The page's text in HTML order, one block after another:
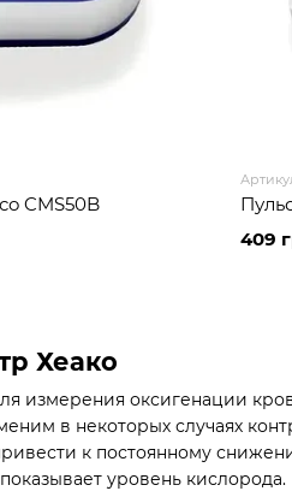
Хеако
измерения оксигенации
в некоторых случаях
к постоянному
уровень кислорода.
CMS50B
409